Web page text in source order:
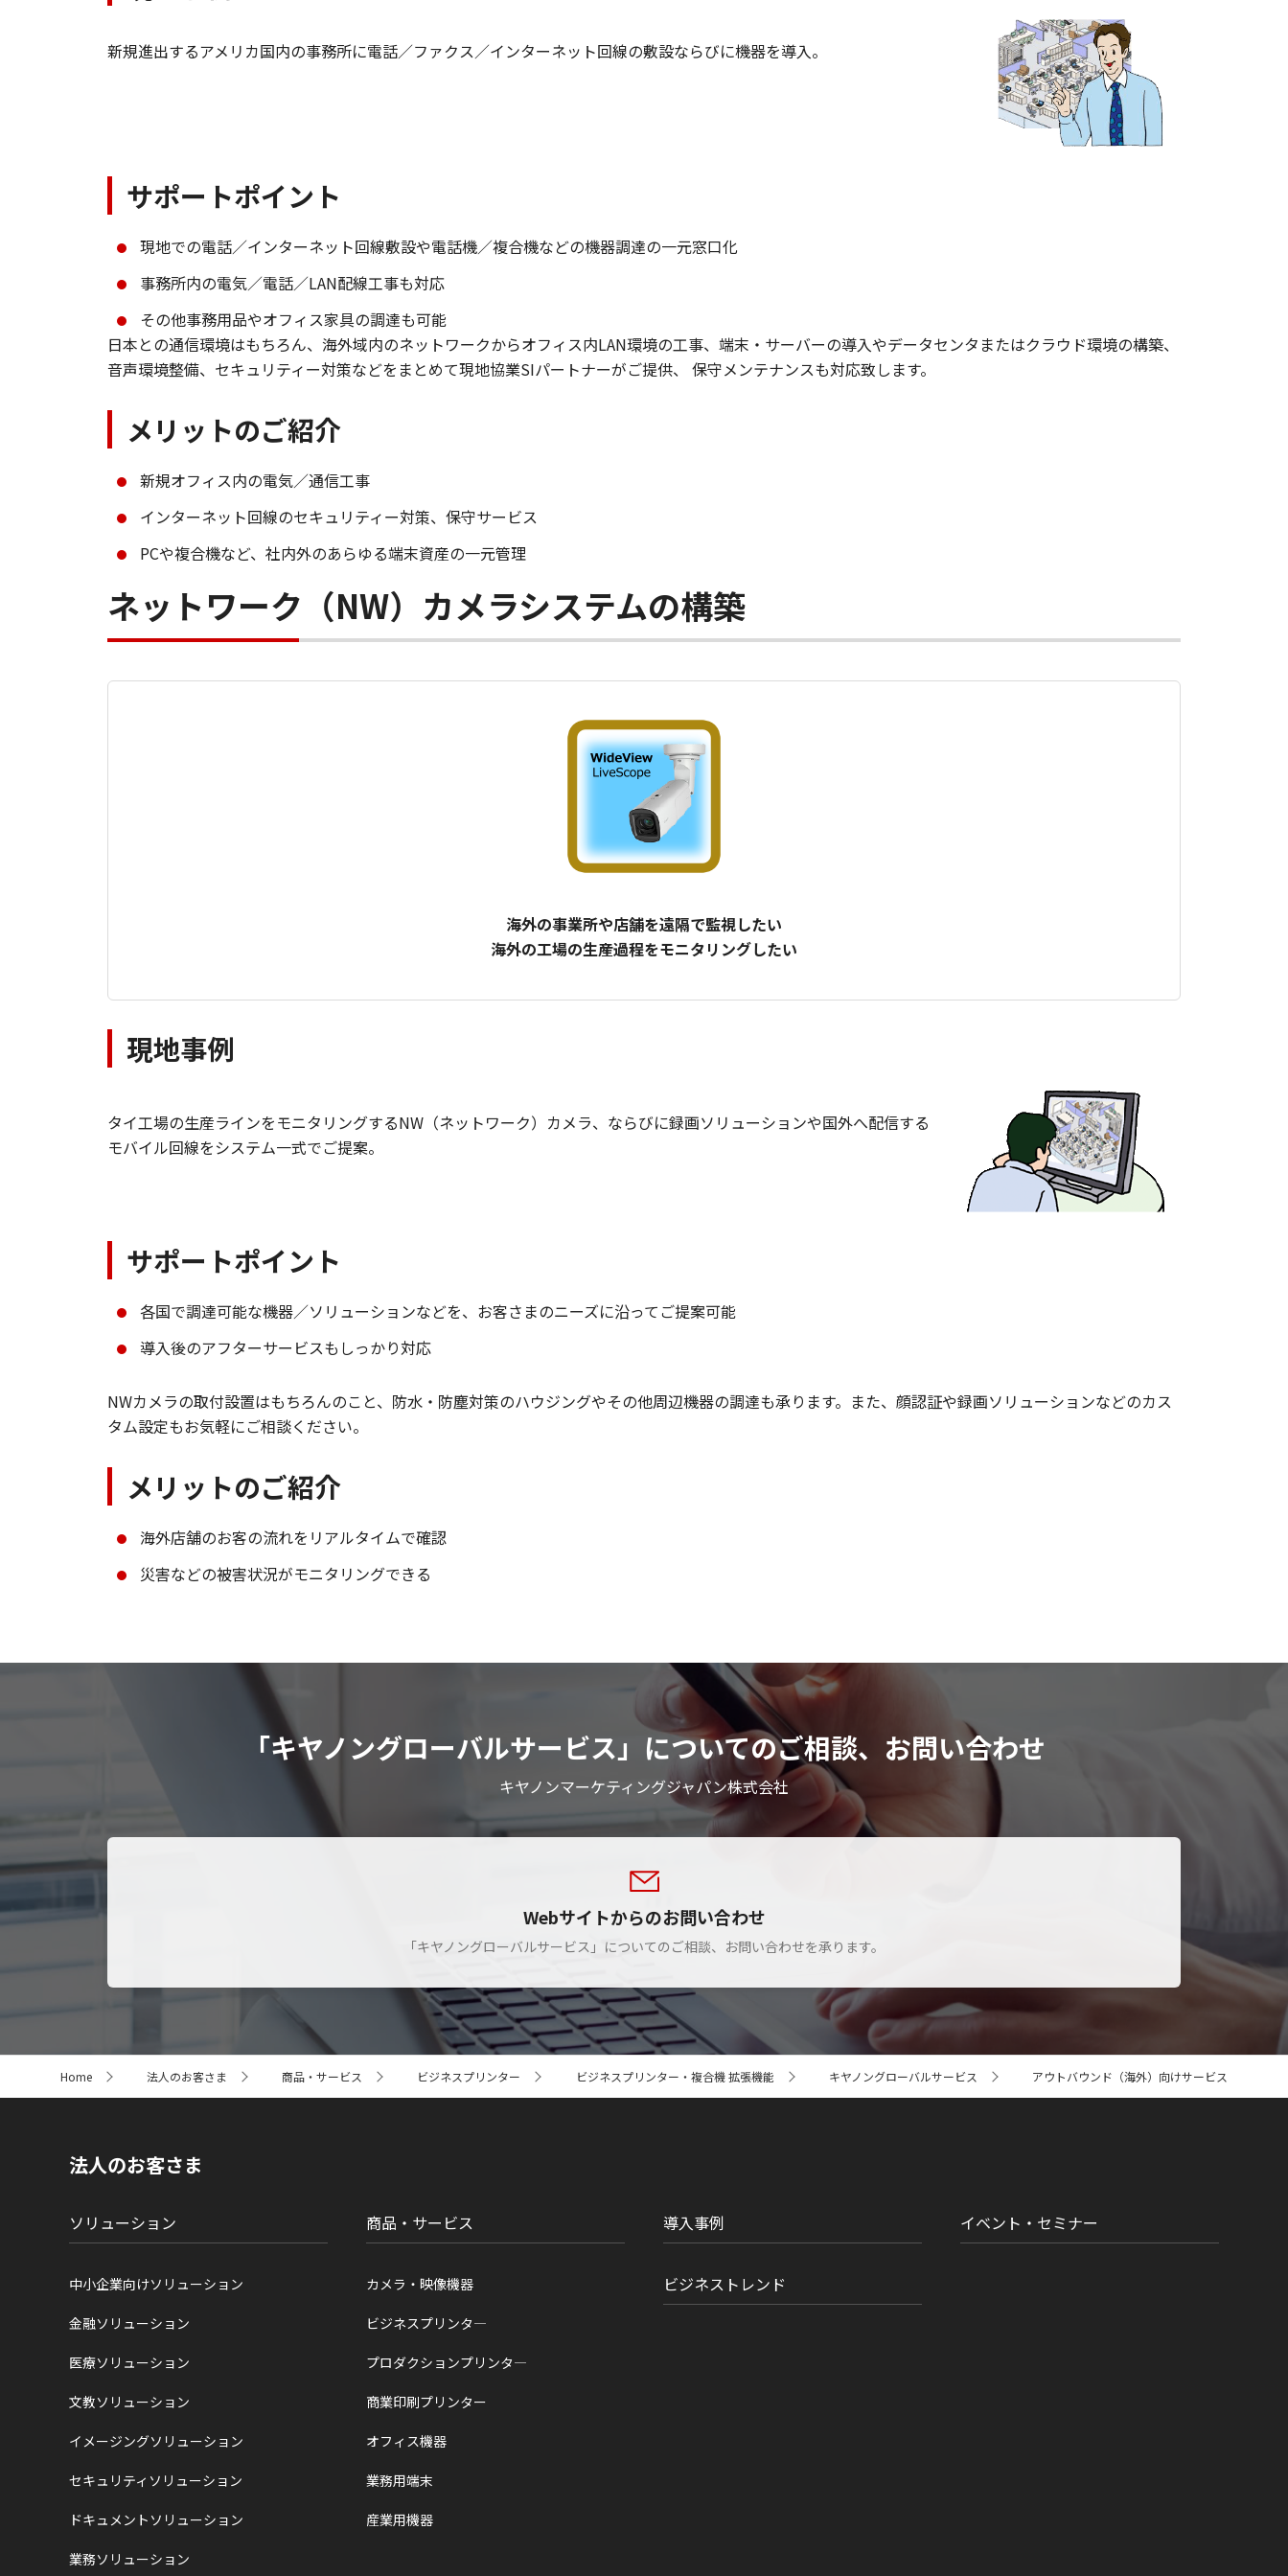
新規進出するアメリカ国内の事務所に電話／ファクス／インターネット回線の敷設ならびに機器を導入。
サポートポイント
現地での電話／インターネット回線敷設や電話機／複合機などの機器調達の一元窓口化
事務所内の電気／電話／LAN配線工事も対応
その他事務用品やオフィス家具の調達も可能
日本との通信環境はもちろん、海外域内のネットワークからオフィス内LAN環境の工事、端末・サーバーの導入やデータセンタまたはクラウド環境の構築、
音声環境整備、セキュリティー対策などをまとめて現地協業SIパートナーがご提供、 保守メンテナンスも対応致します。
メリットのご紹介
新規オフィス内の電気／通信工事
インターネット回線のセキュリティー対策、保守サービス
PCや複合機など、社内外のあらゆる端末資産の一元管理
ネットワーク（NW）カメラシステムの構築
海外の事業所や店舗を遠隔で監視したい
海外の工場の生産過程をモニタリングしたい
現地事例
タイ工場の生産ラインをモニタリングするNW（ネットワーク）カメラ、ならびに録画ソリューションや国外へ配信する
モバイル回線をシステム一式でご提案。
サポートポイント
各国で調達可能な機器／ソリューションなどを、お客さまのニーズに沿ってご提案可能
導入後のアフターサービスもしっかり対応
NWカメラの取付設置はもちろんのこと、防水・防塵対策のハウジングやその他周辺機器の調達も承ります。また、顔認証や録画ソリューションなどのカス
タム設定もお気軽にご相談ください。
メリットのご紹介
海外店舗のお客の流れをリアルタイムで確認
災害などの被害状況がモニタリングできる
「キヤノングローバルサービス」についてのご相談、お問い合わせ
キヤノンマーケティングジャパン株式会社
Webサイトからのお問い合わせ
「キヤノングローバルサービス」についてのご相談、お問い合わせを承ります。
ト
Home 法人のお客さま 商品・サービス ビジネスプリンター ビジネスプリンター・複合機 拡張機能 キヤノングローバルサービス アウトバウンド（海外）向けサービス
法人のお客さま
ソリューション
中小企業向けソリューション
金融ソリューション
医療ソリューション
文教ソリューション
イメージングソリューション
セキュリティソリューション
ドキュメントソリューション
業務ソリューション
商品・サービス
カメラ・映像機器
ビジネスプリンタ―
プロダクションプリンタ―
商業印刷プリンター
オフィス機器
業務用端末
産業用機器
導入事例
ビジネストレンド
イベント・セミナー